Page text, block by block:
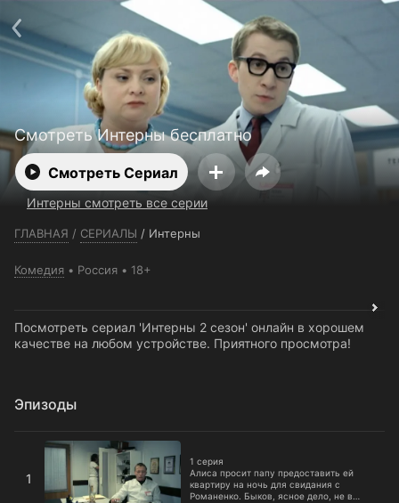
Смотреть Интерны бесплатно
Смотреть Сериал
Интерны смотреть все серии
ГЛАВНАЯ / СЕРИАЛЫ / Интерны
Комедия Россия 18+
Посмотреть сериал 'Интерны 2 сезон' онлайн в хорошем
качестве на любом устройстве. Приятного просмотра!
Эпизоды
1
1 серия
Алиса просит папу предоставить ей
квартиру на ночь для свидания с
Романенко. Быков, ясное дело, не в
1 серия
+7 (727) 323 10 92
Пользовательское соглашение
Политика конфиденциальности
Открыть приложение
Ввести промокод